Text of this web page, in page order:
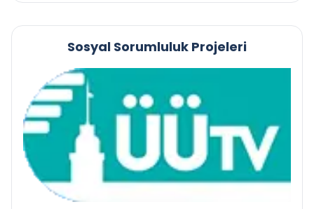
Sosyal Sorumluluk Projeleri